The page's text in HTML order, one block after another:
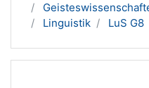
Linguistik
LuS G8